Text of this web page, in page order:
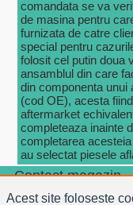
comandata se va
de masina pentru
furnizata de catre
special pentru
folosit cel putin doua
ansamblul din care
din componenta unui
(cod OE), acesta
aftermarket
completeaza inainte
completarea
au selectat piesele
Contact magazin
Email:
Acest site foloseste